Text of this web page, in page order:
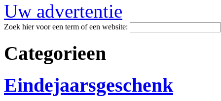
Uw advertentie
Zoek hier voor een term of een website:
Categorieen
Eindejaarsgeschenk